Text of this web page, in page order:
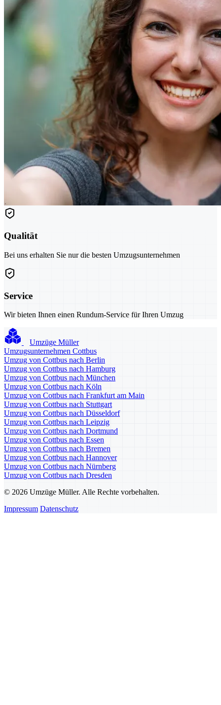
Qualität
Bei uns erhalten Sie nur die besten Umzugsunternehmen
Service
Wir bieten Ihnen einen Rundum-Service für Ihren Umzug
Umzüge Müller
Umzugsunternehmen Cottbus
Umzug von Cottbus nach Berlin
Umzug von Cottbus nach Hamburg
Umzug von Cottbus nach München
Umzug von Cottbus nach Köln
Umzug von Cottbus nach Frankfurt am Main
Umzug von Cottbus nach Stuttgart
Umzug von Cottbus nach Düsseldorf
Umzug von Cottbus nach Leipzig
Umzug von Cottbus nach Dortmund
Umzug von Cottbus nach Essen
Umzug von Cottbus nach Bremen
Umzug von Cottbus nach Hannover
Umzug von Cottbus nach Nürnberg
Umzug von Cottbus nach Dresden
© 2026 Umzüge Müller. Alle Rechte vorbehalten.
Impressum Datenschutz